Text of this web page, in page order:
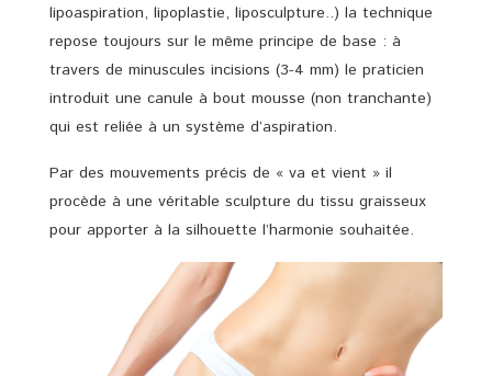
lipoaspiration, lipoplastie, liposculpture..) la technique
repose toujours sur le même principe de base : à
travers de minuscules incisions (3-4 mm) le praticien
introduit une canule à bout mousse (non tranchante)
qui est reliée à un système d’aspiration.
Par des mouvements précis de « va et vient » il
procède à une véritable sculpture du tissu graisseux
pour apporter à la silhouette l’harmonie souhaitée.